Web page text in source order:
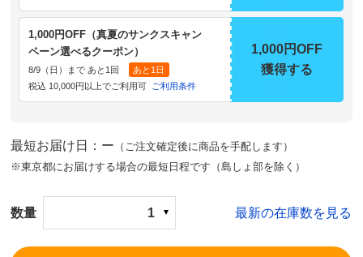
1,000円OFF（真夏のサンクスキャン
ペーン選べるクーポン）
8/9（日）まで あと1回
あと1日
税込 10,000円以上でご利用可
ご利用条件
1,000円OFF
獲得する
最短お届け日：ー （ご注文確定後に商品を手配します）
※東京都にお届けする場合の最短日程です（島しょ部を除く）
数量 1 最新の在庫数を見る